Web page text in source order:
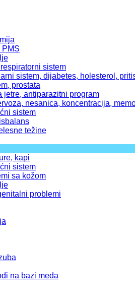
PMS
sistem
sistem, dijabetes, holesterol,
prostata
jetre, antiparazitni program
nesanica, koncentracija,
sistem
težine
kapi
sistem
sa kožom
problemi
na bazi meda